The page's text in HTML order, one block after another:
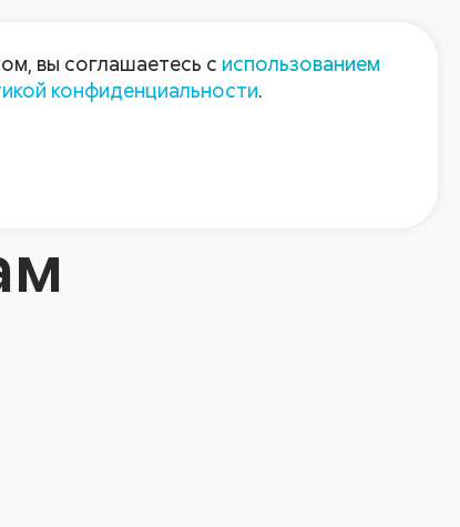
Пресс-центр Контакты
вы соглашаетесь с использованием
конфиденциальности.